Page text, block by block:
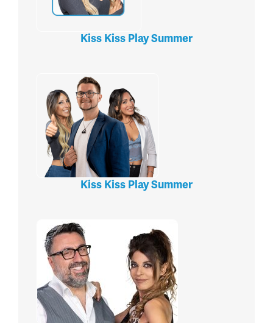
Kiss Kiss Play Summer
Kiss Kiss Play Summer